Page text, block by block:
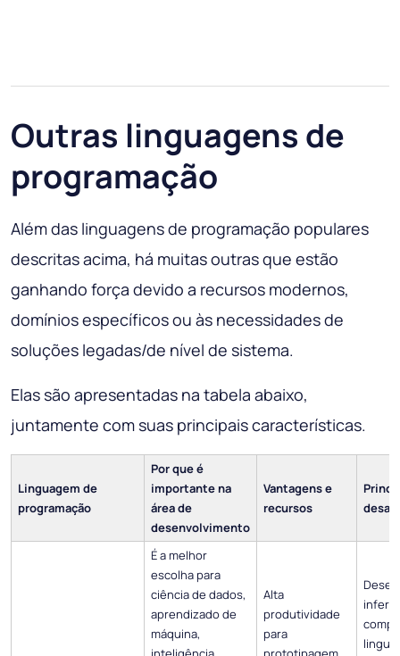
Outras linguagens de
programação
Além das linguagens de programação populares
descritas acima, há muitas outras que estão
ganhando força devido a recursos modernos,
domínios específicos ou às necessidades de
soluções legadas/de nível de sistema.
Elas são apresentadas na tabela abaixo,
juntamente com suas principais características.
Linguagem de
programação
Por que é
importante na
área de
desenvolvimento
Vantagens e
recursos
É a melhor
escolha para
ciência de dados,
aprendizado de
máquina,
Alta
produtividade
para